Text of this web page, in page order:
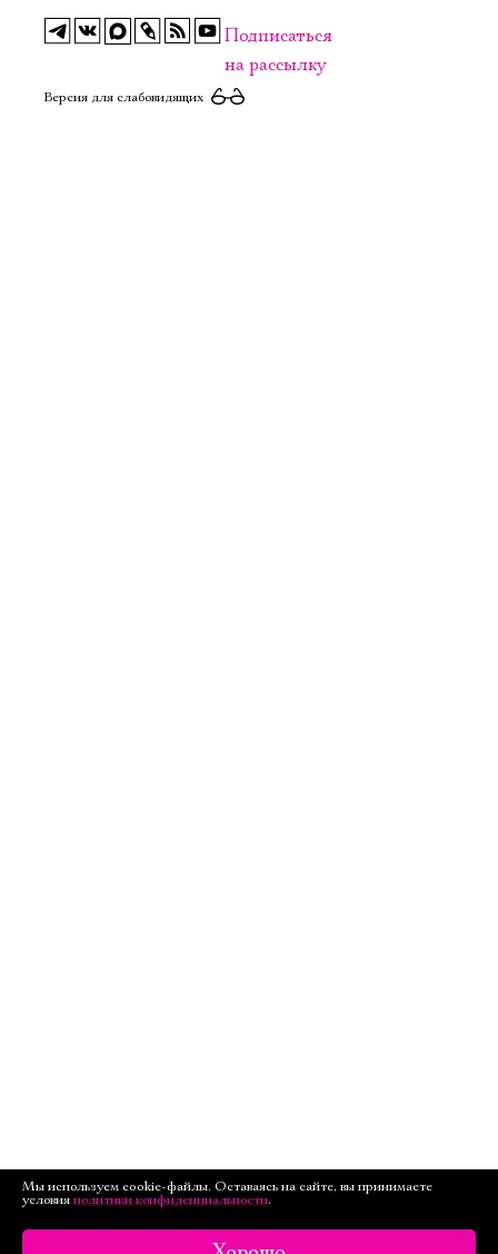
Подписаться
на рассылку
Версия для слабовидящих
Мы используем cookie-файлы. Оставаясь на сайте, вы принимаете
условия политики конфиденциальности.